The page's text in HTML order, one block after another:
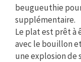
beugueuthie
supplémentaire.
Le plat est prêt à
avec le bouillon
une explosion de